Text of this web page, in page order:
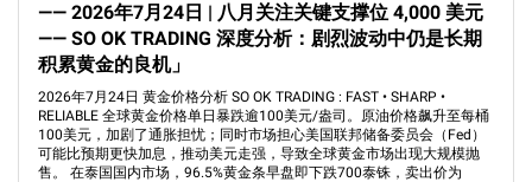
—— 2026年7月24日 | 八月关注关键支撑位 4,000 美元
—— SO OK TRADING 深度分析：剧烈波动中仍是长期
积累黄金的良机」
2026年7月24日 黄金价格分析 SO OK TRADING : FAST • SHARP •
RELIABLE 全球黄金价格单日暴跌逾100美元/盎司。原油价格飙升至每桶
100美元，加剧了通胀担忧；同时市场担心美国联邦储备委员会（Fed）
可能比预期更快加息，推动美元走强，导致全球黄金市场出现大规模抛
售。 在泰国国内市场，96.5%黄金条早盘即下跌700泰铢，卖出价为